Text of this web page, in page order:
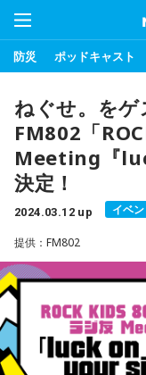
防災 ポッドキャスト
ねぐせ。をゲ
FM802「
Meeting『
決定！
2024.03.12 up イベン
提供：FM802